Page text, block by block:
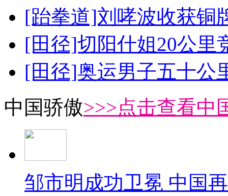
[跆拳道]刘哮波收获铜
[田径]切阳什姐20公里
[田径]奥运男子五十公
中国骄傲>>>点击查看中
邹市明成功卫冕 中国